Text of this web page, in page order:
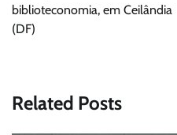
Post
biblioteconomia, em Ceilândia
(DF)
Related Posts